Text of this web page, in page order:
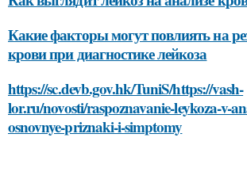
Какие факторы могут повлиять на
крови при диагностике лейкоза
https://sc.devb.gov.hk/TuniS/https://vash-
lor.ru/novosti/raspoznavanie-leykoza-v-
osnovnye-priznaki-i-simptomy